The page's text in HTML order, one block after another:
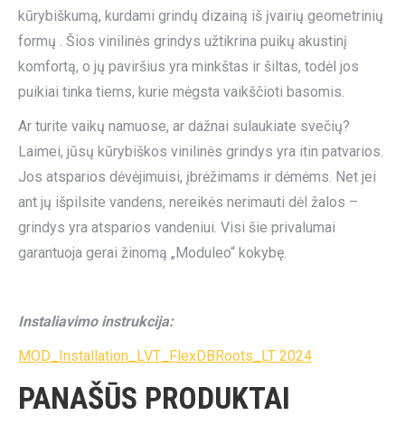
kūrybiškumą, kurdami grindų dizainą iš įvairių geometrinių
formų . Šios vinilinės grindys užtikrina puikų akustinį
komfortą, o jų paviršius yra minkštas ir šiltas, todėl jos
puikiai tinka tiems, kurie mėgsta vaikščioti basomis.
Ar turite vaikų namuose, ar dažnai sulaukiate svečių?
Laimei, jūsų kūrybiškos vinilinės grindys yra itin patvarios.
Jos atsparios dėvėjimuisi, įbrėžimams ir dėmėms. Net jei
ant jų išpilsite vandens, nereikės nerimauti dėl žalos –
grindys yra atsparios vandeniui. Visi šie privalumai
garantuoja gerai žinomą „Moduleo“ kokybę.
Instaliavimo instrukcija:
MOD_Installation_LVT_FlexDBRoots_LT 2024
PANAŠŪS PRODUKTAI